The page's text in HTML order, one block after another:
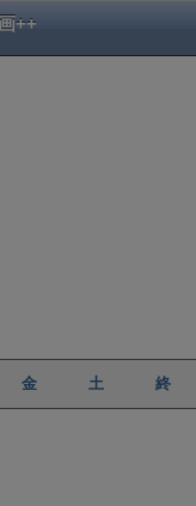
++
金 土 終